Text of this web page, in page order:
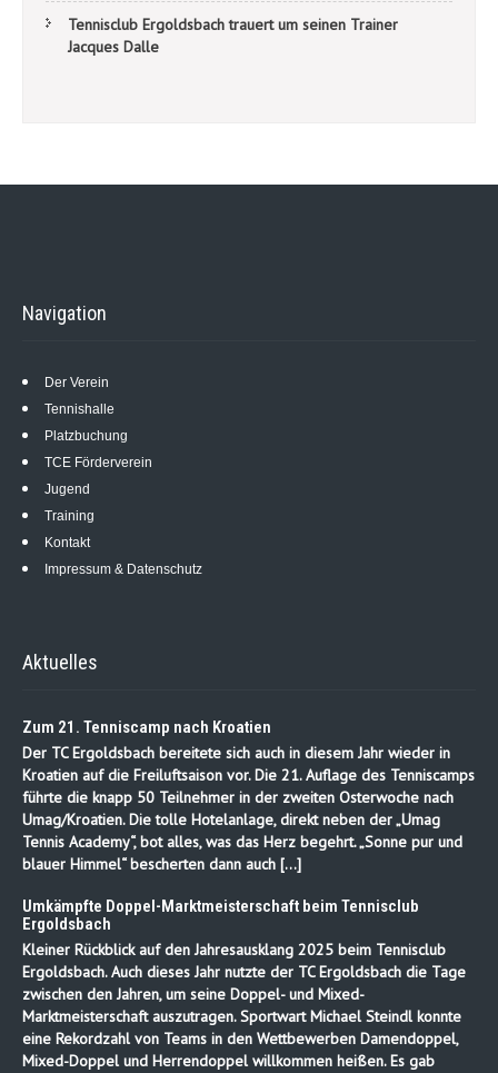
Tennisclub Ergoldsbach trauert um seinen Trainer
Jacques Dalle
Navigation
Der Verein
Tennishalle
Platzbuchung
TCE Förderverein
Jugend
Training
Kontakt
Impressum & Datenschutz
Aktuelles
Zum 21. Tenniscamp nach Kroatien
Der TC Ergoldsbach bereitete sich auch in diesem Jahr wieder in
Kroatien auf die Freiluftsaison vor. Die 21. Auflage des Tenniscamps
führte die knapp 50 Teilnehmer in der zweiten Osterwoche nach
Umag/Kroatien. Die tolle Hotelanlage, direkt neben der „Umag
Tennis Academy“, bot alles, was das Herz begehrt. „Sonne pur und
blauer Himmel“ bescherten dann auch […]
Umkämpfte Doppel-Marktmeisterschaft beim Tennisclub
Ergoldsbach
Kleiner Rückblick auf den Jahresausklang 2025 beim Tennisclub
Ergoldsbach. Auch dieses Jahr nutzte der TC Ergoldsbach die Tage
zwischen den Jahren, um seine Doppel- und Mixed-
Marktmeisterschaft auszutragen. Sportwart Michael Steindl konnte
eine Rekordzahl von Teams in den Wettbewerben Damendoppel,
Mixed-Doppel und Herrendoppel willkommen heißen. Es gab